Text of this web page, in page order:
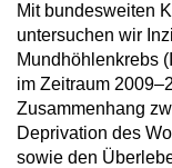
Mit bundesweiten
untersuchen wir
Mundhöhlenkrebs
im Zeitraum
Zusammenhang
Deprivation des
sowie den